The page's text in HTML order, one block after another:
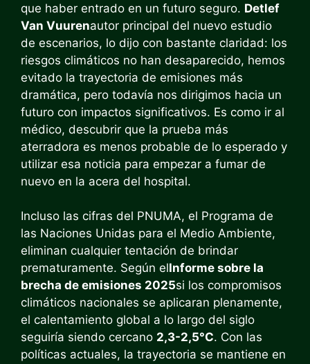
que haber entrado en un futuro seguro. Detlef
Van Vuurenautor principal del nuevo estudio
de escenarios, lo dijo con bastante claridad: los
riesgos climáticos no han desaparecido, hemos
evitado la trayectoria de emisiones más
dramática, pero todavía nos dirigimos hacia un
futuro con impactos significativos. Es como ir al
médico, descubrir que la prueba más
aterradora es menos probable de lo esperado y
utilizar esa noticia para empezar a fumar de
nuevo en la acera del hospital.
Incluso las cifras del PNUMA, el Programa de
las Naciones Unidas para el Medio Ambiente,
eliminan cualquier tentación de brindar
prematuramente. Según elInforme sobre la
brecha de emisiones 2025si los compromisos
climáticos nacionales se aplicaran plenamente,
el calentamiento global a lo largo del siglo
seguiría siendo cercano 2,3-2,5°C. Con las
políticas actuales, la trayectoria se mantiene en